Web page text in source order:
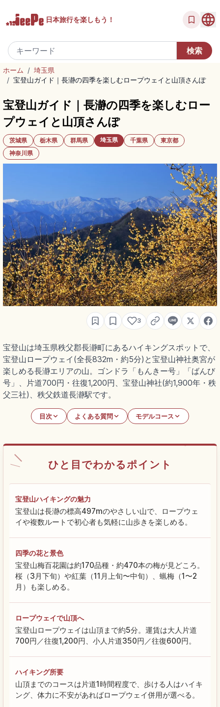
日本旅行を楽しもう！
ホーム / 埼玉県
/ 宝登山ガイド｜長瀞の四季を楽しむロープウェイと山頂さんぽ
宝登山ガイド｜長瀞の四季を楽しむロー
プウェイと山頂さんぽ
茨城県 栃木県 群馬県 埼玉県 千葉県
東京都
神奈川県
3
宝登山は埼玉県秩父郡長瀞町にあるハイキングスポットで、
宝登山ロープウェイ(全長832m・約5分)と宝登山神社奥宮が
楽しめる長瀞エリアの山。ゴンドラ「もんきー号」「ばんび
号」、片道700円・往復1,200円、宝登山神社(約1,900年・秩
父三社)、秩父鉄道長瀞駅です。
目次 よくある質問 モデルコース
ひと目でわかるポイント
宝登山ハイキングの魅力
宝登山は長瀞の標高497mのやさしい山で、ロープウェ
イや複数ルートで初心者も気軽に山歩きを楽しめる。
四季の花と景色
宝登山梅百花園は約170品種・約470本の梅が見どころ。
桜（3月下旬）や紅葉（11月上旬〜中旬）、蝋梅（1〜2
月）も楽しめる。
ロープウェイで山頂へ
宝登山ロープウェイは山頂まで約5分。運賃は大人片道
700円／往復1,200円、小人片道350円／往復600円。
ハイキング所要
山頂までのコースは片道1時間程度で、歩ける人はハイキ
ング、体力に不安があればロープウェイ併用が選べる。